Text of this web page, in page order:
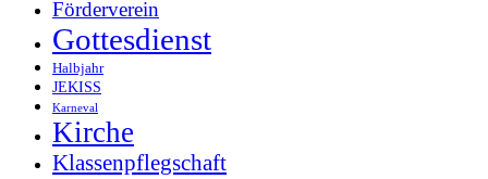
Förderverein
Gottesdienst
Halbjahr
JEKISS
Karneval
Kirche
Klassenpflegschaft